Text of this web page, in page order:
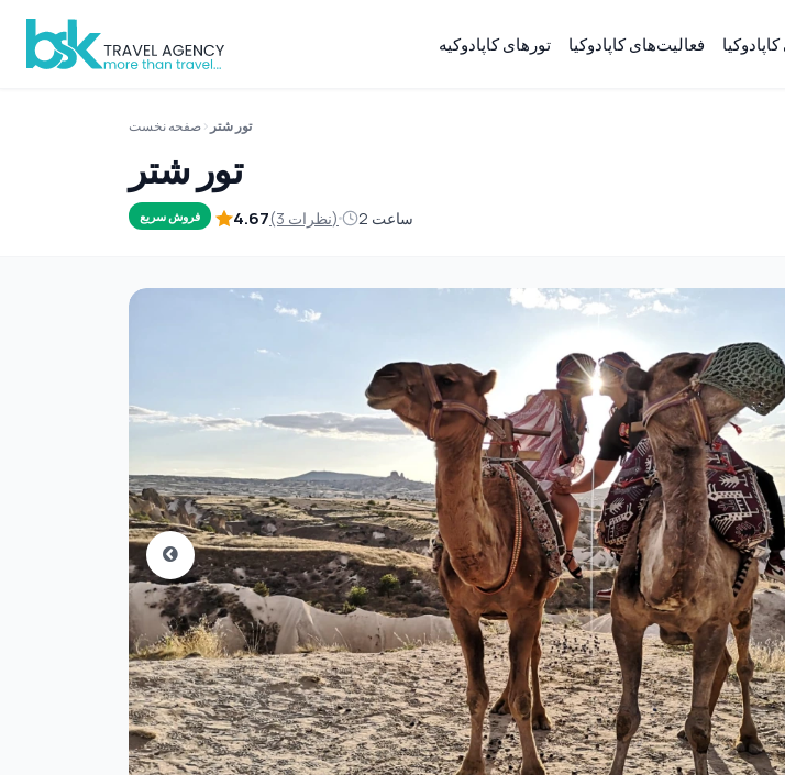
تورهای کاپادوکیه فعالیت‌های کاپادوکیا
صفحه نخست تور شتر
تور شتر
فروش سریع 4.67 (3 نظرات) 2 ساعت